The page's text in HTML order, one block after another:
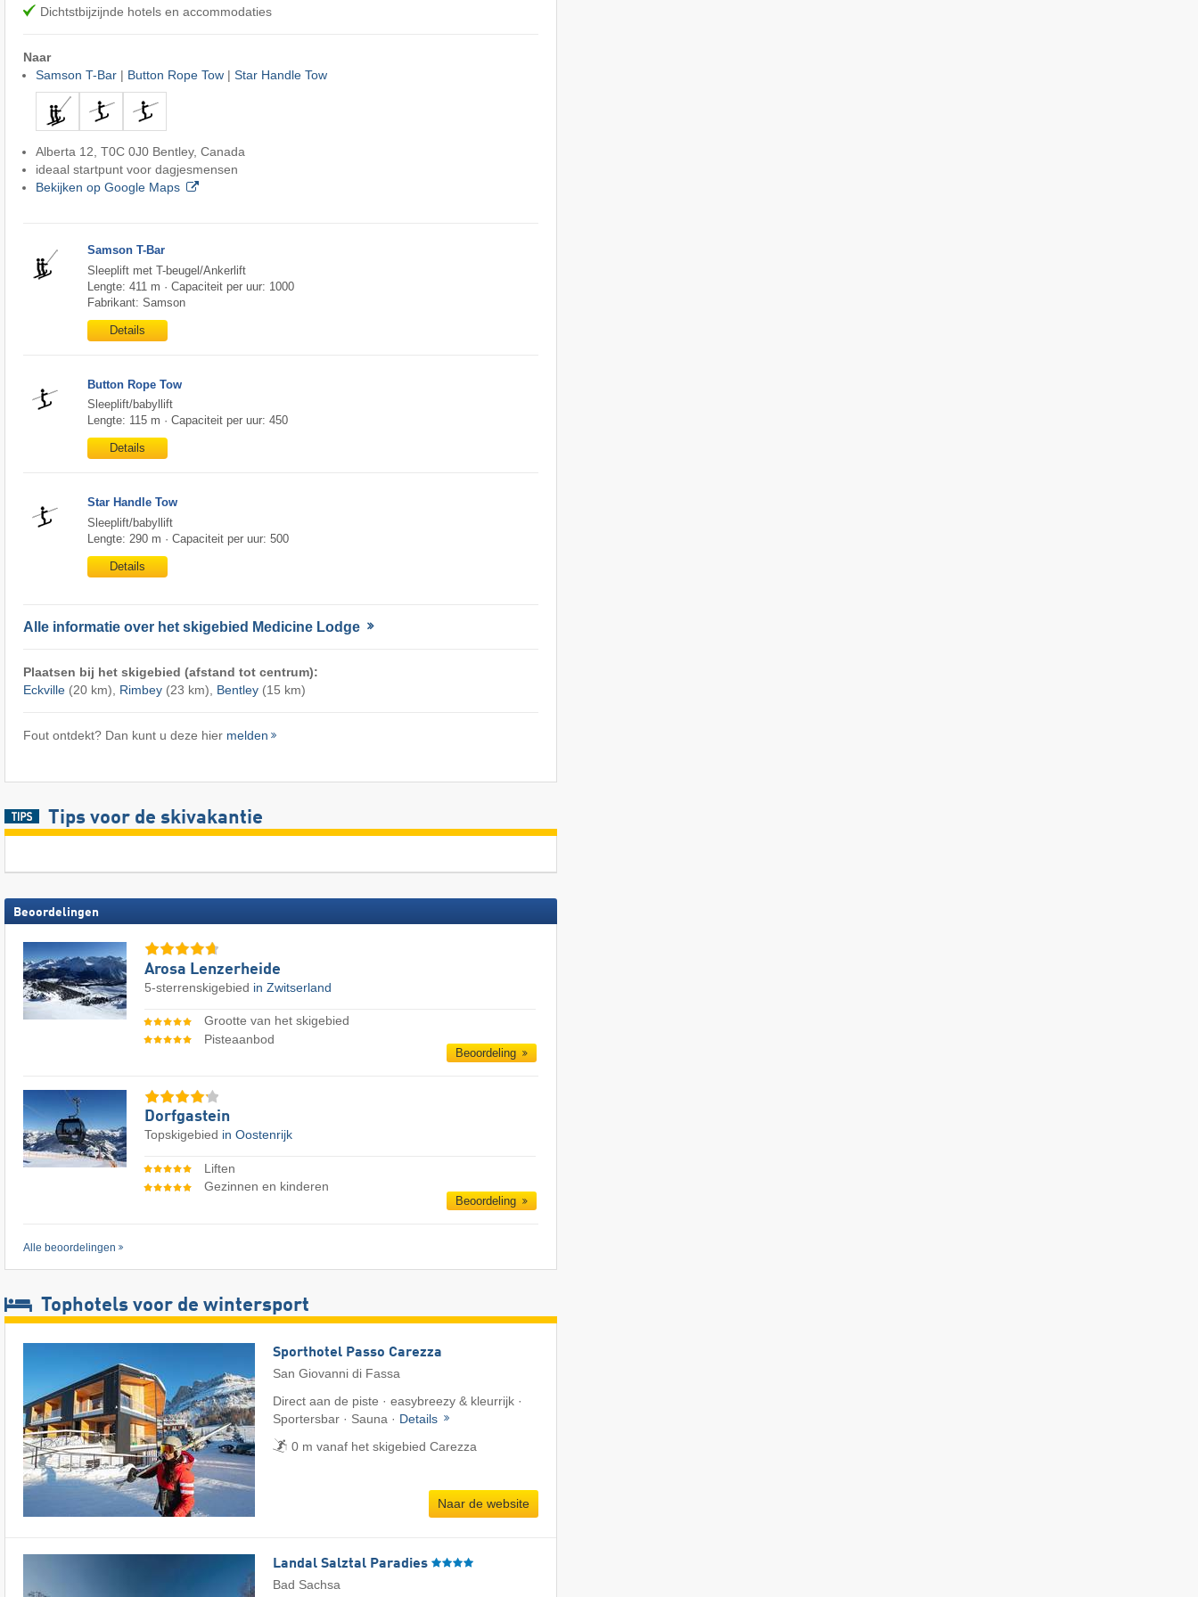
Dichtstbijzijnde hotels en accommodaties
Naar
Samson T-Bar| Button Rope Tow| Star Handle Tow
Alberta 12, T0C 0J0 Bentley, Canada
ideaal startpunt voor dagjesmensen
Bekijken op Google Maps
Samson T-Bar
Sleeplift met T-beugel/Ankerlift
Lengte: 411 m · Capaciteit per uur: 1000
Fabrikant: Samson
Details
Button Rope Tow
Sleeplift/babyllift
Lengte: 115 m · Capaciteit per uur: 450
Details
Star Handle Tow
Sleeplift/babyllift
Lengte: 290 m · Capaciteit per uur: 500
Details
Alle informatie over het skigebied Medicine Lodge
Plaatsen bij het skigebied (afstand tot centrum):
Eckville(20 km), Rimbey(23 km), Bentley(15 km)
Fout ontdekt? Dan kunt u deze hier melden
Tips voor de skivakantie
Beoordelingen
Arosa Lenzerheide
5-sterrenskigebied in Zwitserland
Grootte van het skigebied
Pisteaanbod
Beoordeling
Dorfgastein
Topskigebied in Oostenrijk
Liften
Gezinnen en kinderen
Beoordeling
Alle beoordelingen
Tophotels voor de wintersport
Sporthotel Passo Carezza
San Giovanni di Fassa
Direct aan de piste · easybreezy & kleurrijk ·
Sportersbar · Sauna · Details
0 m vanaf het skigebied Carezza
Naar de website
Landal Salztal Paradies
Bad Sachsa